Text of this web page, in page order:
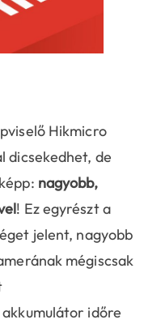
Hikmicro
dicsekedhet, de
nagyobb,
! Ez egyrészt a
jelent, nagyobb
mégiscsak
időre